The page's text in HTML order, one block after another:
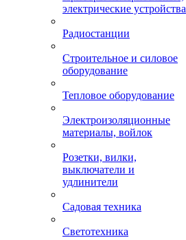
электрические устройства
Радиостанции
Строительное и силовое
оборудование
Тепловое оборудование
Электроизоляционные
материалы, войлок
Розетки, вилки,
выключатели и
удлинители
Садовая техника
Светотехника